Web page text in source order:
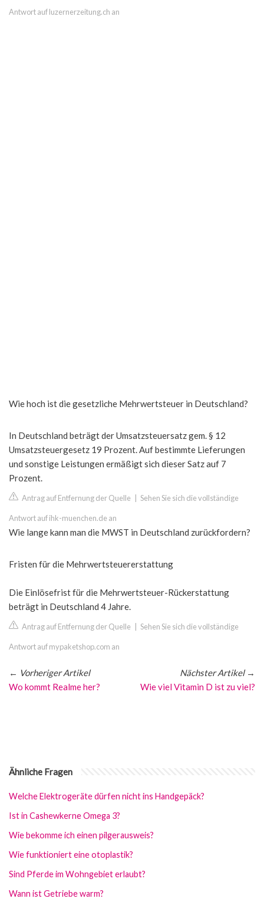
Antwort auf luzernerzeitung.ch an
Wie hoch ist die gesetzliche Mehrwertsteuer in Deutschland?
In Deutschland beträgt der Umsatzsteuersatz gem. § 12
Umsatzsteuergesetz 19 Prozent. Auf bestimmte Lieferungen
und sonstige Leistungen ermäßigt sich dieser Satz auf 7
Prozent.
Antrag auf Entfernung der Quelle Sehen Sie sich die vollständige
Antwort auf ihk-muenchen.de an
Wie lange kann man die MWST in Deutschland zurückfordern?
Fristen für die Mehrwertsteuererstattung
Die Einlösefrist für die Mehrwertsteuer-Rückerstattung
beträgt in Deutschland 4 Jahre.
Antrag auf Entfernung der Quelle Sehen Sie sich die vollständige
Antwort auf mypaketshop.com an
← Vorheriger Artikel
Wo kommt Realme her?
Nächster Artikel→
Wie viel Vitamin D ist zu viel?
Ähnliche Fragen
Welche Elektrogeräte dürfen nicht ins Handgepäck?
Ist in Cashewkerne Omega 3?
Wie bekomme ich einen pilgerausweis?
Wie funktioniert eine otoplastik?
Sind Pferde im Wohngebiet erlaubt?
Wann ist Getriebe warm?